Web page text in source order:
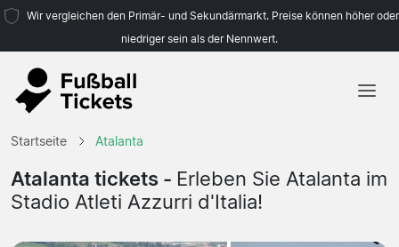
Wir vergleichen den Primär- und Sekundärmarkt. Preise können höher oder
niedriger sein als der Nennwert.
Mannschaften
Ligen
Startseite Atalanta
Atalanta tickets - Erleben Sie Atalanta im
Stadio Atleti Azzurri d'Italia!